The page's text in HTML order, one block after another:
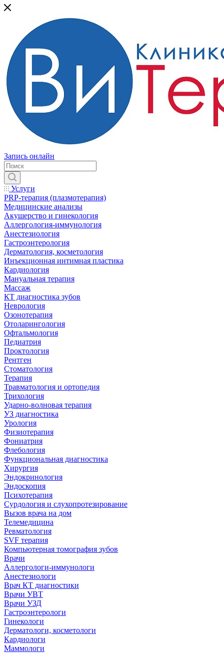
Запись онлайн
Услуги
PRP-терапия (плазмотерапия)
Медицинские анализы
Акушерство и гинекология
Аллергология-иммунология
Анестезиология
Гастроэнтерология
Дерматология, косметология
Инъекционная интимная пластика
Кардиология
Мануальная терапия
Массаж
КТ диагностика зубов
Неврология
Озонотерапия
Отоларингология
Офтальмология
Педиатрия
Проктология
Рентген
Стоматология
Терапия
Травматология и ортопедия
Трихология
Ударно-волновая терапия
УЗ диагностика
Урология
Физиотерапия
Фониатрия
Флебология
Функциональная диагностика
Хирургия
Эндокринология
Эндоскопия
Психотерапия
Сурдология и слухопротезирование
Вызов врача на дом
Телемедицина
Ревматология
SVF терапия
Компьютерная томография зубов
Врачи
Аллергологи-иммунологи
Анестезиологи
Врач КТ диагностики
Врачи УВТ
Врачи УЗД
Гастроэнтерологи
Гинекологи
Дерматологи, косметологи
Кардиологи
Маммологи